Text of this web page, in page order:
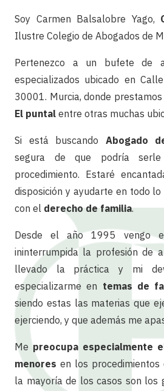
Soy Carmen Balsalobre Yago,
Ilustre Colegio de Abogados de
Pertenezco a un bufete de
especializados ubicado en
30001. Murcia, donde
El puntal entre otras muchas
Si está buscando Abogado
segura de que podría
procedimiento. Estaré
disposición y ayudarte en todo
con el derecho de familia.
Desde el año 1995 vengo
ininterrumpida la profesión de
llevado la práctica y mi
especializarme en temas de
siendo estas las materias que
ejerciendo, y que además me
Me preocupa especialmente
menores en los
la mayoría de los casos son los